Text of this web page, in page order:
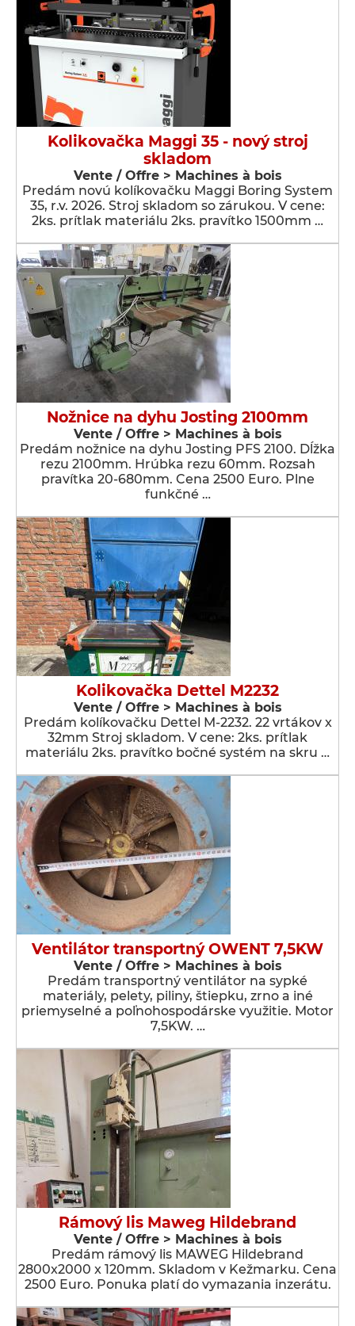
Kolikovačka Maggi 35 - nový stroj
skladom
Vente / Offre > Machines à bois
Predám novú kolíkovačku Maggi Boring System
35, r.v. 2026. Stroj skladom so zárukou. V cene:
2ks. prítlak materiálu 2ks. pravítko 1500mm …
Nožnice na dyhu Josting 2100mm
Vente / Offre > Machines à bois
Predám nožnice na dyhu Josting PFS 2100. Dĺžka
rezu 2100mm. Hrúbka rezu 60mm. Rozsah
pravítka 20-680mm. Cena 2500 Euro. Plne
funkčné …
Kolikovačka Dettel M2232
Vente / Offre > Machines à bois
Predám kolíkovačku Dettel M-2232. 22 vrtákov x
32mm Stroj skladom. V cene: 2ks. prítlak
materiálu 2ks. pravítko bočné systém na skru …
Ventilátor transportný OWENT 7,5KW
Vente / Offre > Machines à bois
Predám transportný ventilátor na sypké
materiály, pelety, piliny, štiepku, zrno a iné
priemyselné a poľnohospodárske využitie. Motor
7,5KW. …
Rámový lis Maweg Hildebrand
Vente / Offre > Machines à bois
Predám rámový lis MAWEG Hildebrand
2800x2000 x 120mm. Skladom v Kežmarku. Cena
2500 Euro. Ponuka platí do vymazania inzerátu.